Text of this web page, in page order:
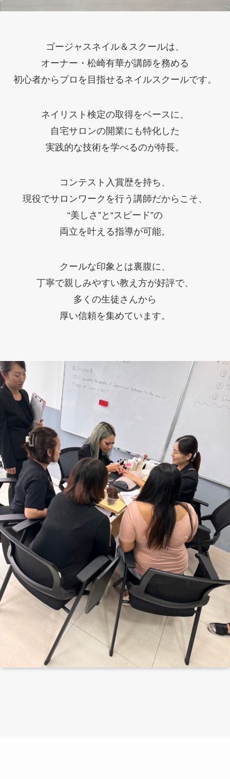
ゴージャスネイル＆スクールは、
オーナー・松崎有華が講師を務める
初心者からプロを目指せるネイルスクールです。
ネイリスト検定の取得をベースに、
自宅サロンの開業にも特化した
実践的な技術を学べるのが特長。
コンテスト入賞歴を持ち、
現役でサロンワークを行う講師だからこそ、
“美しさ”と“スピード”の
両立を叶える指導が可能。
クールな印象とは裏腹に、
丁寧で親しみやすい教え方が好評で、
多くの生徒さんから
厚い信頼を集めています。